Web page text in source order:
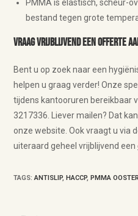
PMMA is elastisch, scheur-
bestand tegen grote
Vraag vrijblijvend een offerte
Bent u op zoek naar een
helpen u graag verder! Onze
tijdens kantooruren bereikbaar
3217336. Liever mailen? Dat
onze website. Ook vraagt u via
uiteraard geheel vrijblijvend een
TAGS:ANTISLIP, HACCP, PMMA